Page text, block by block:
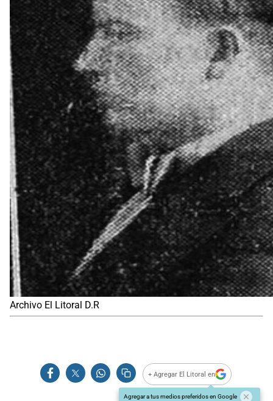
Archivo El Litoral D.R
+ Agregar El Litoral en
Agregar a tus medios preferidos en Google